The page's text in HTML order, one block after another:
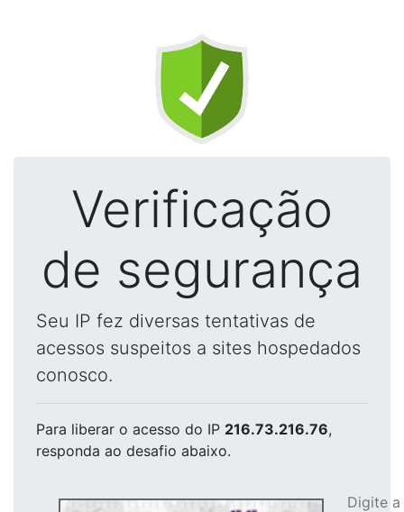
Verificação
de segurança
Seu IP fez diversas tentativas de
acessos suspeitos a sites hospedados
conosco.
Para liberar o acesso do IP 216.73.216.76,
responda ao desafio abaixo.
Digite